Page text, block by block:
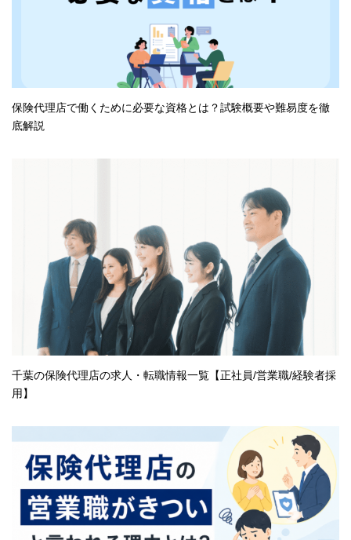
保険代理店で働くために必要な資格とは？試験概要や難易度を徹
底解説
千葉の保険代理店の求人・転職情報一覧【正社員/営業職/経験者採
用】